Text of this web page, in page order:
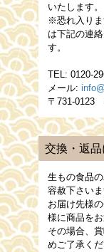
いたします。
※恐れ入りま
は下記の連
す。
TEL: 0120-
メール:
〒731-0123
交換・返
生もの食品
容赦下さい
お届け先様
様に商品を
その場合、
めご了承くだ